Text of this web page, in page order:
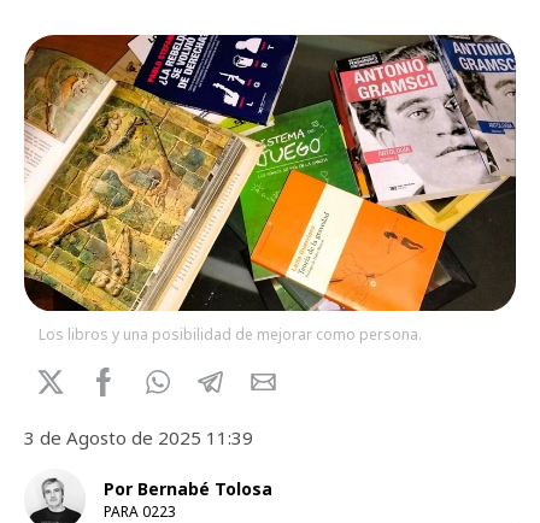
Los libros y una posibilidad de mejorar como persona.
3 de Agosto de 2025 11:39
Por Bernabé Tolosa
PARA 0223